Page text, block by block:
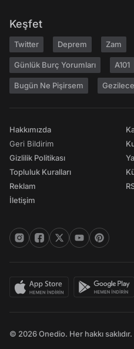
Keşfet
Twitter Deprem Zam
Günlük Burç Yorumları A101
Bugün Ne Pişirsem
Hakkımızda
Geri Bildirim
Gizlilik Politikası
Topluluk Kuralları
Reklam
İletişim
© 2026 Onedio. Her hakkı saklıdır.